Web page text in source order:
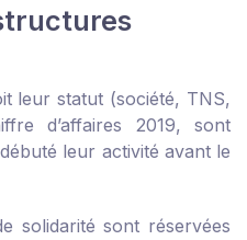
leur statut (société, TNS,
d’affaires 2019, sont
leur activité avant le
solidarité sont réservées